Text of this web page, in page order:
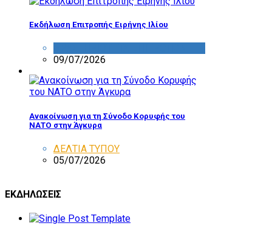
Εκδήλωση Επιτροπής Ειρήνης Ιλίου
09/07/2026
Ανακοίνωση για τη Σύνοδο Κορυφής του
ΝΑΤΟ στην Άγκυρα
ΔΕΛΤΙΑ ΤΥΠΟΥ
05/07/2026
ΕΚΔΗΛΩΣΕΙΣ